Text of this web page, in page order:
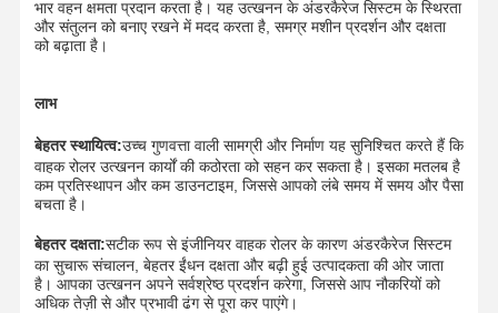
भार वहन क्षमता प्रदान करता है। यह उत्खनन के अंडरकैरेज सिस्टम के स्थिरता
और संतुलन को बनाए रखने में मदद करता है, समग्र मशीन प्रदर्शन और दक्षता
को बढ़ाता है।
लाभ
बेहतर स्थायित्व:उच्च गुणवत्ता वाली सामग्री और निर्माण यह सुनिश्चित करते हैं कि
वाहक रोलर उत्खनन कार्यों की कठोरता को सहन कर सकता है। इसका मतलब है
कम प्रतिस्थापन और कम डाउनटाइम, जिससे आपको लंबे समय में समय और पैसा
बचता है।
बेहतर दक्षता:सटीक रूप से इंजीनियर वाहक रोलर के कारण अंडरकैरेज सिस्टम
का सुचारू संचालन, बेहतर ईंधन दक्षता और बढ़ी हुई उत्पादकता की ओर जाता
है। आपका उत्खनन अपने सर्वश्रेष्ठ प्रदर्शन करेगा, जिससे आप नौकरियों को
अधिक तेज़ी से और प्रभावी ढंग से पूरा कर पाएंगे।